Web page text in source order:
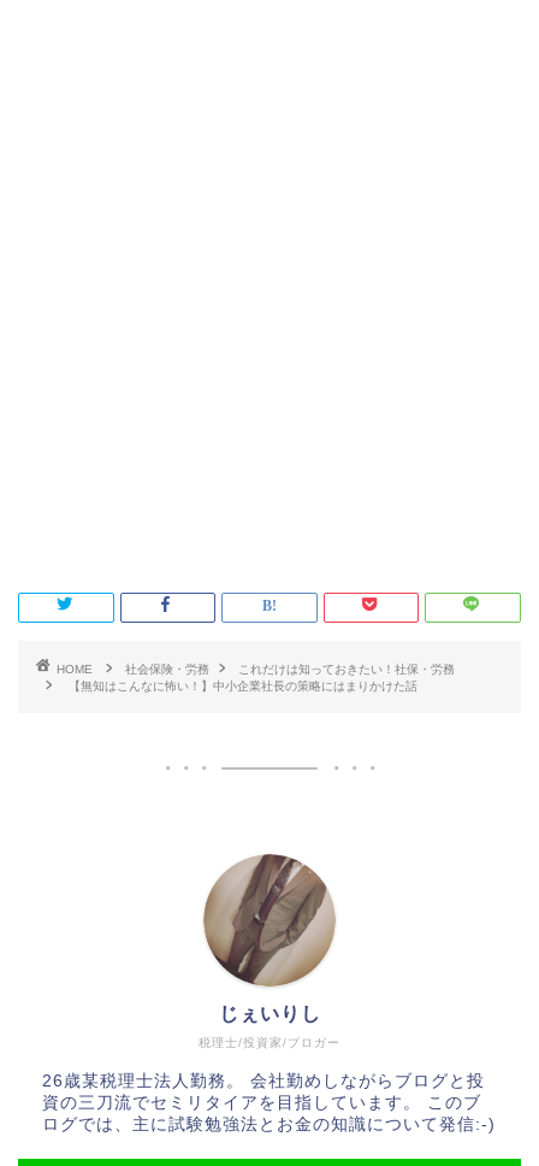
HOME 社会保険・労務
これだけは知っておきたい！社保・労務
【無知はこんなに怖い！】中小企業社長の策略にはまりかけた話
税理士/投資家/ブロガー
じぇいりし
26歳某税理士法人勤務。 会社勤めしながらブログと投
資の三刀流でセミリタイアを目指しています。 このブ
ログでは、主に試験勉強法とお金の知識について発信:-)